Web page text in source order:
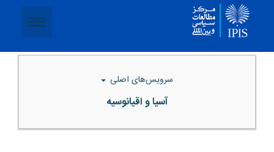
سرویس‌های اصلی
آسیا و اقیانوسیه